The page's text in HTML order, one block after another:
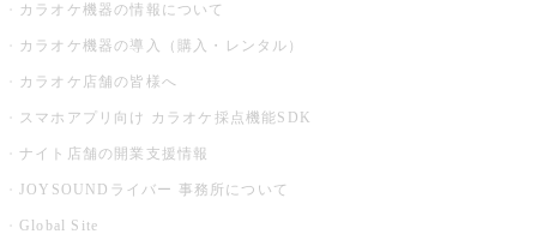
カラオケ機器の情報について
カラオケ機器の導入（購入・レンタル）
カラオケ店舗の皆様へ
スマホアプリ向け カラオケ採点機能SDK
ナイト店舗の開業支援情報
JOYSOUNDライバー 事務所について
Global Site